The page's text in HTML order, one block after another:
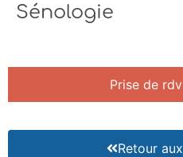
Sénologie
Prise de
Retour